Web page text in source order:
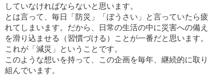
していなければならないと思います。
とは言って、毎日「防災」「ぼうさい」と言っていたら疲
れてしまいます。だから、日常の生活の中に災害への備え
を滑り込ませる（習慣づける）ことが一番だと思います。
これが「減災」ということです。
このような想いを持って、この企画を毎年、継続的に取り
組んでいます。